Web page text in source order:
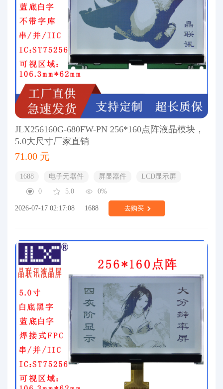
JLX256160G-680FW-PN 256*160点阵液晶模块，
5.0大尺寸厂家直销
71.00 元
1688 电子元器件 屏显器件
LCD显示屏
0
5.0 0%
2026-07-17 02:17:08 1688 去购买